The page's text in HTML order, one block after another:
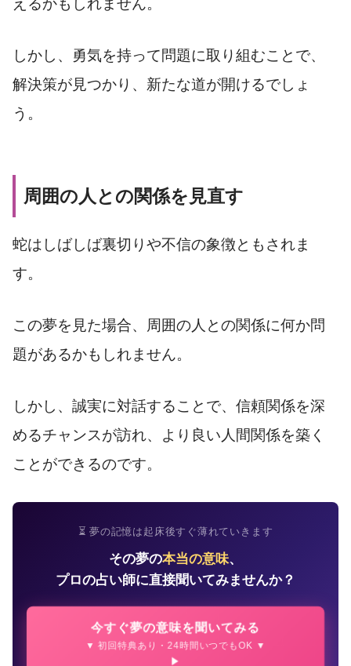
えるかもしれません。
しかし、勇気を持って問題に取り組むことで、
解決策が見つかり、新たな道が開けるでしょ
う。
周囲の人との関係を見直す
蛇はしばしば裏切りや不信の象徴ともされま
す。
この夢を見た場合、周囲の人との関係に何か問
題があるかもしれません。
しかし、誠実に対話することで、信頼関係を深
めるチャンスが訪れ、より良い人間関係を築く
ことができるのです。
⏳ 夢の記憶は起床後すぐ薄れていきます
その夢の本当の意味、
プロの占い師に直接聞いてみませんか？
今すぐ夢の意味を聞いてみる
▼ 初回特典あり・24時間いつでもOK ▼